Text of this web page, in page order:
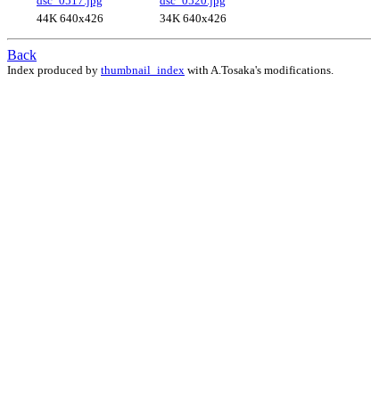
44K 640x426
34K 640x426
Back
Index produced by thumbnail_index with A.Tosaka's modifications.